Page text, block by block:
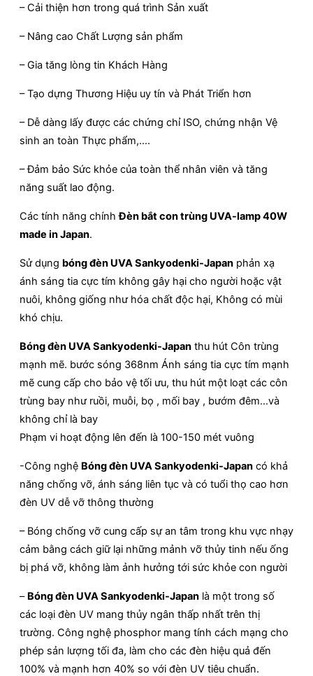
– Cải thiện hơn trong quá trình Sản xuất
– Nâng cao Chất Lượng sản phẩm
– Gia tăng lòng tin Khách Hàng
– Tạo dựng Thương Hiệu uy tín và Phát Triển hơn
– Dễ dàng lấy được các chứng chỉ ISO, chứng nhận Vệ
sinh an toàn Thực phẩm,….
– Đảm bảo Sức khỏe của toàn thể nhân viên và tăng
năng suất lao động.
Các tính năng chínhĐèn bắt con trùng UVA-lamp 40W
made in Japan.
Sử dụng bóng đèn UVA Sankyodenki-Japan phản xạ
ánh sáng tia cực tím không gây hại cho người hoặc vật
nuôi, không giống như hóa chất độc hại, Không có mùi
khó chịu.
Bóng đèn UVA Sankyodenki-Japan thu hút Côn trùng
mạnh mẽ. bước sóng 368nm Ánh sáng tia cực tím mạnh
mẽ cung cấp cho bảo vệ tối ưu, thu hút một loạt các côn
trùng bay như ruồi, muỗi, bọ , mối bay , bướm đêm…và
không chỉ là bay
Phạm vi hoạt động lên đến là 100-150 mét vuông
-Công nghệ Bóng đèn UVA Sankyodenki-Japan có khả
năng chống vỡ, ánh sáng liên tục và có tuổi thọ cao hơn
đèn UV dễ vỡ thông thường
– Bóng chống vỡ cung cấp sự an tâm trong khu vực nhạy
cảm bằng cách giữ lại những mảnh vỡ thủy tinh nếu ống
bị phá vỡ, không làm ảnh hưởng tới sức khỏe con người
– Bóng đèn UVA Sankyodenki-Japan là một trong số
các loại đèn UV mang thủy ngân thấp nhất trên thị
trường. Công nghệ phosphor mang tính cách mạng cho
phép sản lượng tối đa, làm cho các đèn hiệu quả đến
100% và mạnh hơn 40% so với đèn UV tiêu chuẩn.